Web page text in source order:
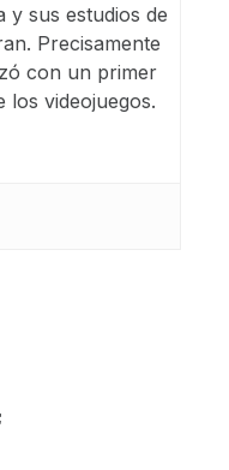
y sus estudios de
Precisamente
con un primer
los videojuegos.